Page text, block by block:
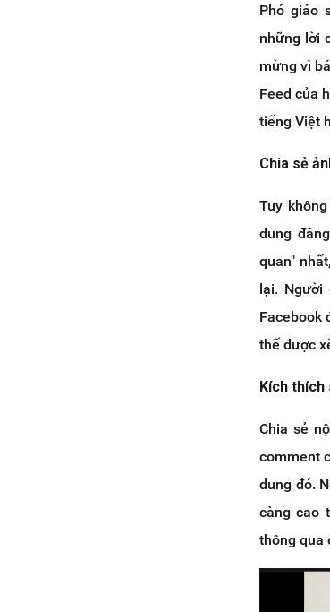
Phó giáo
những lời
mừng vì
Feed của
tiếng Việt
Chia sẻ
Tuy
dung
quan"
lại. Người
Facebook
thế được
Kích
Chia sẻ
comment
dung đó.
càng cao
thông qua